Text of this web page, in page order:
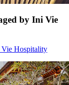
by Ini Vie
Vie Hospitality